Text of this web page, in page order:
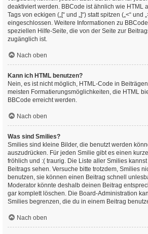
deaktiviert werden. BBCode ist ähnlich wie HTML
Tags von eckigen („[“ und „]“) statt spitzen („<“ und
eingeschlossen. Weitere Informationen zu
speziellen Hilfe-Seite, die von der Seite zur
zugänglich ist.
Nach oben
Kann ich HTML benutzen?
Nein, es ist nicht möglich, HTML-Code in
meisten Formatierungsmöglichkeiten, die HTML
BBCode erreicht werden.
Nach oben
Was sind Smilies?
Smilies sind kleine Bilder, die benutzt werden
auszudrücken. Für jeden Smilie gibt es einen
fröhlich und :( traurig. Die Liste aller Smilies
Beitrags sehen. Versuche bitte trotzdem, Smilies
benutzen, sie können einen Beitrag schnell
Moderator könnte deshalb deinen Beitrag
gar komplett löschen. Die Board-Administration
Smilies begrenzen, die du in einem Beitrag
Nach oben